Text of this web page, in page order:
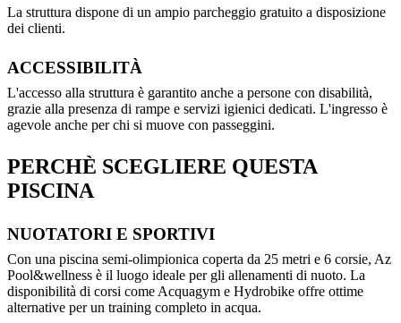
La struttura dispone di un ampio parcheggio gratuito a disposizione
dei clienti.
ACCESSIBILITÀ
L'accesso alla struttura è garantito anche a persone con disabilità,
grazie alla presenza di rampe e servizi igienici dedicati. L'ingresso è
agevole anche per chi si muove con passeggini.
PERCHÈ SCEGLIERE QUESTA
PISCINA
NUOTATORI E SPORTIVI
Con una piscina semi-olimpionica coperta da 25 metri e 6 corsie, Az
Pool&wellness è il luogo ideale per gli allenamenti di nuoto. La
disponibilità di corsi come Acquagym e Hydrobike offre ottime
alternative per un training completo in acqua.